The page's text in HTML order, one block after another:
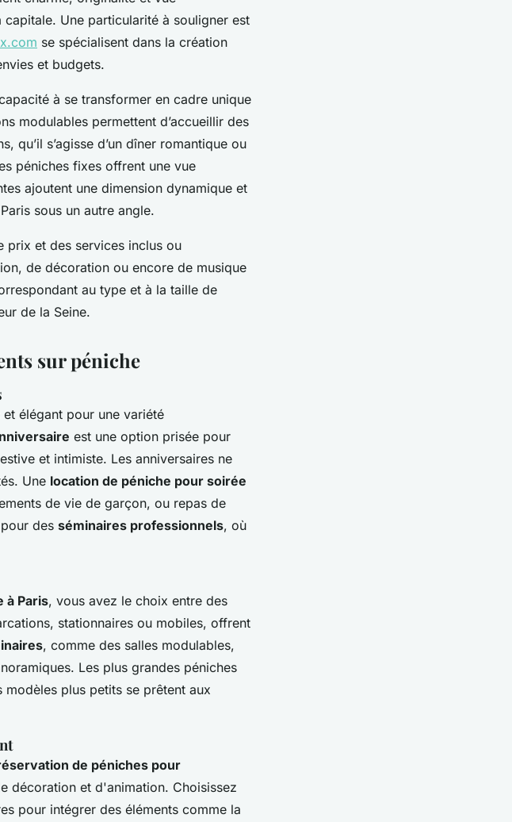
Une particularité à souligner est
se spécialisent dans la création
et budgets.
à se transformer en cadre unique
modulables permettent d’accueillir des
qu’il s’agisse d’un dîner romantique ou
péniches fixes offrent une vue
ajoutent une dimension dynamique et
sous un autre angle.
prix et des services inclus ou
de décoration ou encore de musique
au type et à la taille de
de la Seine.
sur péniche
élégant pour une variété
est une option prisée pour
et intimiste. Les anniversaires ne
Une location de péniche pour soirée
de vie de garçon, ou repas de
des séminaires professionnels, où
à Paris, vous avez le choix entre des
stationnaires ou mobiles, offrent
, comme des salles modulables,
Les plus grandes péniches
modèles plus petits se prêtent aux
de péniches pour
décoration et d'animation. Choisissez
pour intégrer des éléments comme la